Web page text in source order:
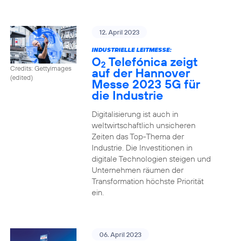
Credits: Gettyimages
(edited)
12. April 2023
INDUSTRIELLE LEITMESSE:
O2 Telefónica zeigt
auf der Hannover
Messe 2023 5G für
die Industrie
Digitalisierung ist auch in
weltwirtschaftlich unsicheren
Zeiten das Top-Thema der
Industrie. Die Investitionen in
digitale Technologien steigen und
Unternehmen räumen der
Transformation höchste Priorität
ein.
06. April 2023